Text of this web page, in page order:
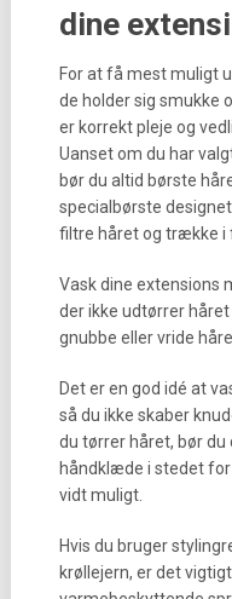
dine
For at få mest muligt
de holder sig smukke
er korrekt pleje og
Uanset om du har
bør du altid børste
specialbørste
filtre håret og trække i
Vask dine extensions
der ikke udtørrer
gnubbe eller vride
Det er en god idé at
så du ikke skaber
du tørrer håret, bør
håndklæde i stedet
vidt muligt.
Hvis du bruger
krøllejern, er det